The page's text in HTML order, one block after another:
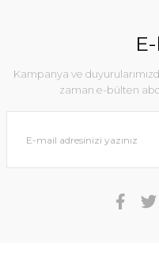
Kampanya ve
zaman e-bülten